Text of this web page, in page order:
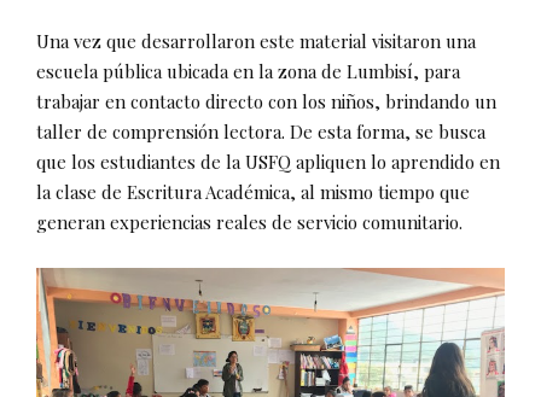
Una vez que desarrollaron este material visitaron una
escuela pública ubicada en la zona de Lumbisí, para
trabajar en contacto directo con los niños, brindando un
taller de comprensión lectora. De esta forma, se busca
que los estudiantes de la USFQ apliquen lo aprendido en
la clase de Escritura Académica, al mismo tiempo que
generan experiencias reales de servicio comunitario.